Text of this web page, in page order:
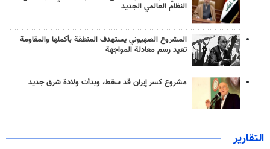
النظام العالمي الجديد
المشروع الصهيوني يستهدف المنطقة بأكملها والمقاومة
تعيد رسم معادلة المواجهة
مشروع كسر إيران قد سقط، وبدأت ولادة شرق جديد
التقارير